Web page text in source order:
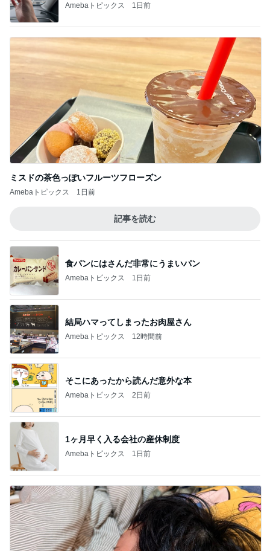
Amebaトピックス 1日前
ミスドの茶色っぽいフルーツフローズン
Amebaトピックス 1日前
記事を読む
食パンにはさんだ非常にうまいパン
Amebaトピックス 1日前
結局ハマってしまったお肉屋さん
Amebaトピックス 12時間前
そこにあったから読んだ意外な本
Amebaトピックス 2日前
1ヶ月早く入る会社の産休制度
Amebaトピックス 1日前